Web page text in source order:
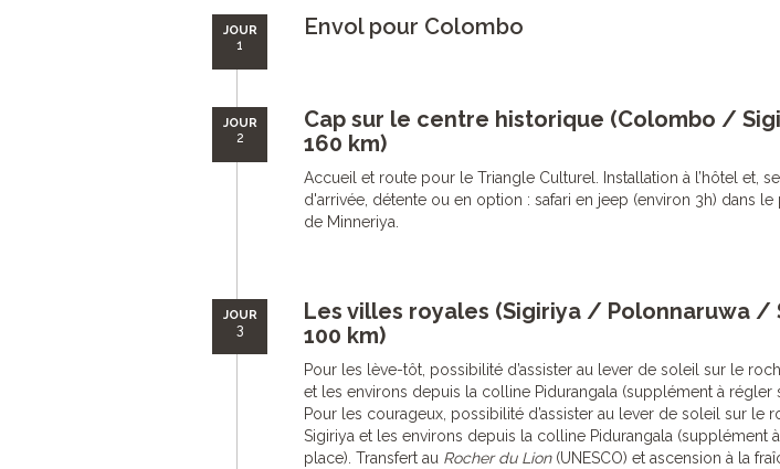
JOUR
1
Envol pour Colombo
JOUR
2
Cap sur le centre historique (Colombo /
160 km)
Accueil et route pour le Triangle Culturel. Installation à l’hôtel et,
d'arrivée, détente ou en option : safari en jeep (environ 3h) dans le
de Minneriya.
JOUR
3
Les villes royales (Sigiriya / Polonnaruwa /
100 km)
Pour les lève-tôt, possibilité d’assister au lever de soleil sur le
et les environs depuis la colline Pidurangala (supplément à régler
Pour les courageux, possibilité d’assister au lever de soleil sur le
Sigiriya et les environs depuis la colline Pidurangala (supplément
place). Transfert au Rocher du Lion(UNESCO) et ascension à la